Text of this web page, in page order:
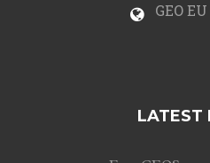
GEO
LATEST